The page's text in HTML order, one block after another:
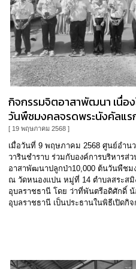
กิจกรรมจิตอาสาพัฒนา เนื่อ
วันพืชมงคลจรดพระนังคัลแ
[ 19 พฤษภาคม 2568 ]
เมื่อวันที่ 9 พฤษภาคม 2568 ศูนย์อำน
วารินชำราบ ร่วมกับองค์การบริหารส่
อาสาพัฒนาปลูกป่า10,000 ต้นวันพืช
ณ วัดหนองแปน หมู่ที่ 14 ตำบลสระสมิ
อุบลราชธานี โดย ว่าที่พันตรีอดิศักดิ์
อุบลราชธานี เป็นประธานในพิธีเปิดกิจ